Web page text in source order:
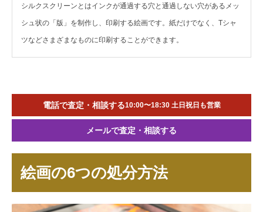
シルクスクリーンとはインクが通過する穴と通過しない穴があるメッ
シュ状の「版」を制作し、印刷する絵画です。紙だけでなく、Tシャ
ツなどさまざまなものに印刷することができます。
電話で査定・相談する10:00〜18:30 土日祝日も営業
メールで査定・相談する
絵画の6つの処分方法